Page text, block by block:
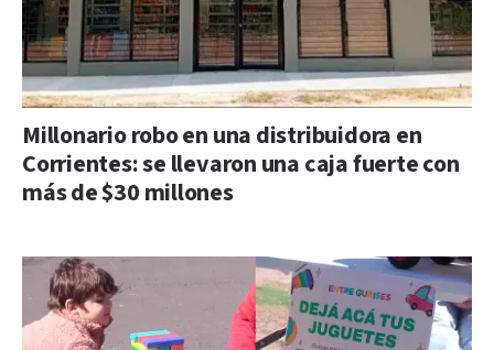
Millonario robo en una distribuidora en
Corrientes: se llevaron una caja fuerte con
más de $30 millones